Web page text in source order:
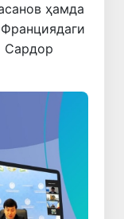
ҳамда
Сардор